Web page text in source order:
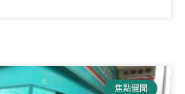
焦點健聞